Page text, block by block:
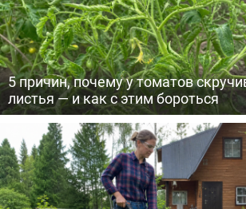
5 причин, почему у томатов
листья — и как с этим бороться